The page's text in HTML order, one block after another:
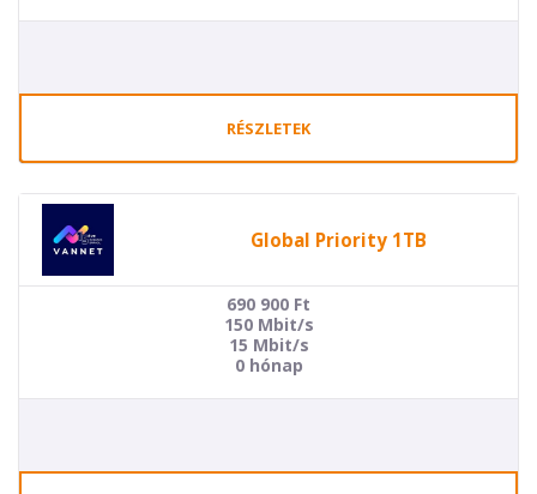
RÉSZLETEK
Global Priority 1TB
690 900 Ft
150 Mbit/s
15 Mbit/s
0 hónap